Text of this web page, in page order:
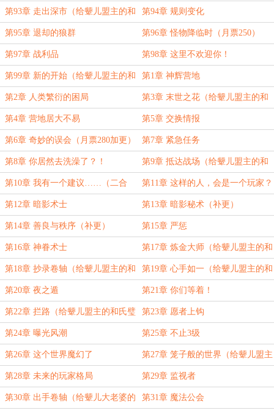
第93章 走出深市（给颦儿盟主的和
氏璧加更！）
第94章 规则变化
第95章 退却的狼群 第96章 怪物降临时（月票250）
第97章 战利品 第98章 这里不欢迎你！
第99章 新的开始（给颦儿盟主的和
氏璧加更！）
第1章 神辉营地
第2章 人类繁衍的困局 第3章 末世之花（给颦儿盟主的和
氏璧加更！）
第4章 营地居大不易 第5章 交换情报
第6章 奇妙的误会（月票280加更） 第7章 紧急任务
第8章 你居然去洗澡了？！ 第9章 抵达战场（给颦儿盟主的和
氏璧加更！）
第10章 我有一个建议……（二合
一）
第11章 这样的人，会是一个玩家？
第12章 暗影术士 第13章 暗影秘术（补更）
第14章 善良与秩序（补更） 第15章 严惩
第16章 神眷术士 第17章 炼金大师（给颦儿盟主的和
氏璧加更）
第18章 抄录卷轴（给颦儿盟主的和
氏璧加更！）
第19章 心手如一（给颦儿盟主的和
氏璧加更！）
第20章 夜之遁 第21章 你们等着！
第22章 拦路（给颦儿盟主的和氏璧
加更！）
第23章 愿者上钩
第24章 曝光风潮 第25章 不止3级
第26章 这个世界魔幻了 第27章 笼子般的世界（给颦儿盟主
的和氏璧加更！）
第28章 未来的玩家格局 第29章 监视者
第30章 出手卷轴（给颦儿大老婆的 第31章 魔法公会